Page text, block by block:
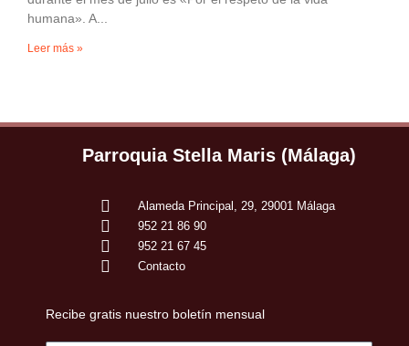
humana». A
Leer más »
Parroquia Stella Maris (Málaga)
Alameda Principal, 29, 29001 Málaga
952 21 86 90
952 21 67 45
Contacto
Recibe gratis nuestro boletín mensual